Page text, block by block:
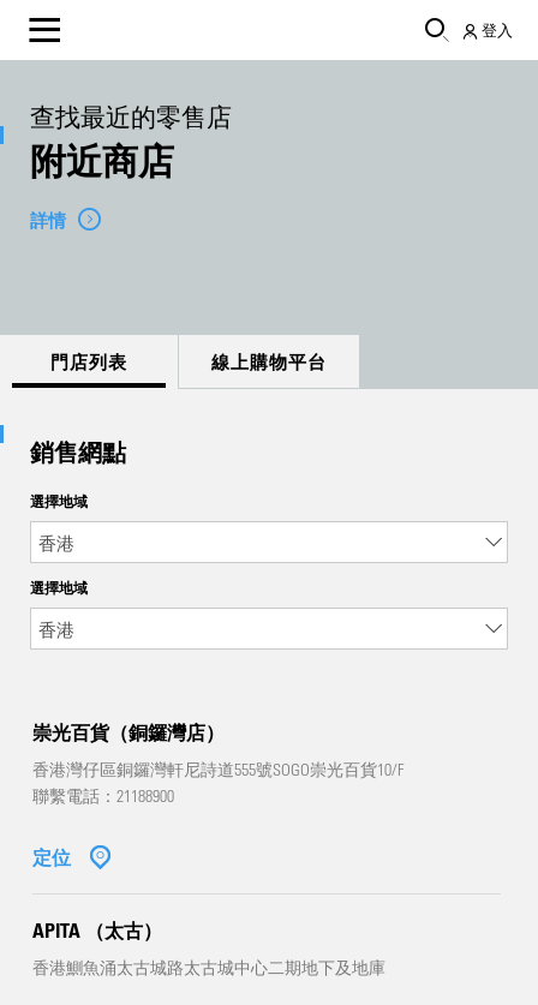
登入
查找最近的零售店
附近商店
詳情
門店列表 線上購物平台
銷售網點
選擇地域
選擇地域
崇光百貨（銅鑼灣店）
香港灣仔區銅鑼灣軒尼詩道555號SOGO崇光百貨10/F
聯繫電話：21188900
定位
APITA （太古）
香港鰂魚涌太古城路太古城中心二期地下及地庫